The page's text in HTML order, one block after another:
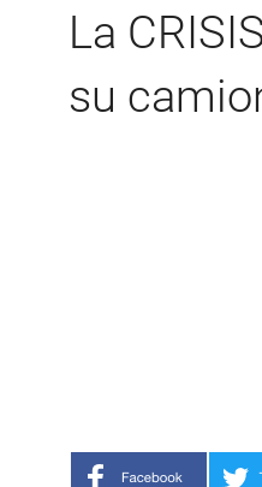
La
su